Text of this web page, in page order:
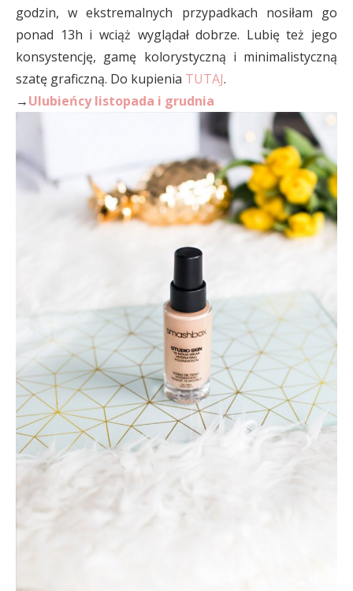
godzin, w ekstremalnych przypadkach nosiłam go
ponad 13h i wciąż wyglądał dobrze. Lubię też jego
konsystencję, gamę kolorystyczną i minimalistyczną
szatę graficzną. Do kupienia TUTAJ.
→Ulubieńcy listopada i grudnia